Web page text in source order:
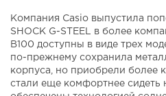
Компания Casio выпустила
SHOCK G-STEEL в более
B100 доступны в виде трех
по-прежнему сохранила
корпуса, но приобрели более
стали еще комфортнее сидеть